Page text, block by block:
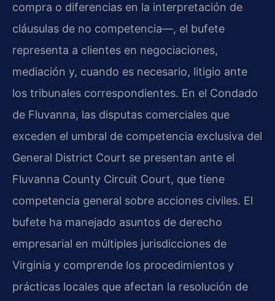
compra o diferencias en la interpretación de
cláusulas de no competencia—, el bufete
representa a clientes en negociaciones,
mediación y, cuando es necesario, litigio ante
los tribunales correspondientes. En el Condado
de Fluvanna, las disputas comerciales que
exceden el umbral de competencia exclusiva del
General District Court se presentan ante el
Fluvanna County Circuit Court, que tiene
competencia general sobre acciones civiles. El
bufete ha manejado asuntos de derecho
empresarial en múltiples jurisdicciones de
Virginia y comprende los procedimientos y
prácticas locales que afectan la resolución de